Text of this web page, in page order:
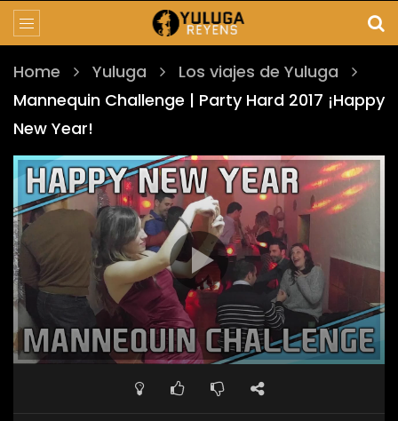
Home Yuluga
Los viajes de Yuluga
Mannequin Challenge | Party Hard 2017 ¡Happy
New Year!